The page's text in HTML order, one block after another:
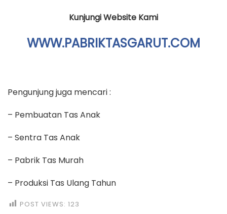
Kunjungi Website Kami
WWW.PABRIKTASGARUT.COM
Pengunjung juga mencari :
– Pembuatan Tas Anak
– Sentra Tas Anak
– Pabrik Tas Murah
– Produksi Tas Ulang Tahun
POST VIEWS: 123